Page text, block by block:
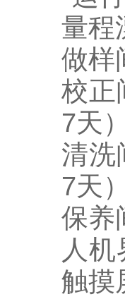
量程
做样
校正
7天
清洗
7天
保养
人
触摸